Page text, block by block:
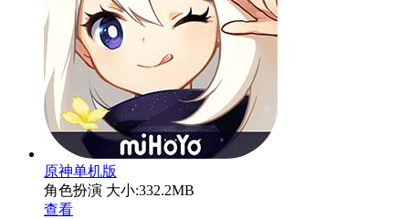
原神单机版
角色扮演 大小:332.2MB
查看